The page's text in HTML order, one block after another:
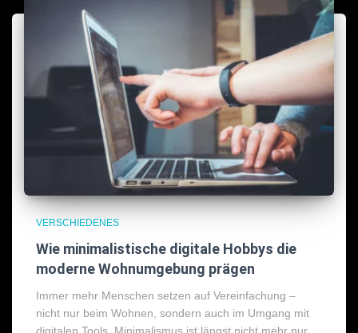
VERSCHIEDENES
Wie minimalistische digitale Hobbys die
moderne Wohnumgebung prägen
Immer mehr Menschen setzen auf Vereinfachung –
nicht nur beim Wohnen, sondern auch im Umgang mit